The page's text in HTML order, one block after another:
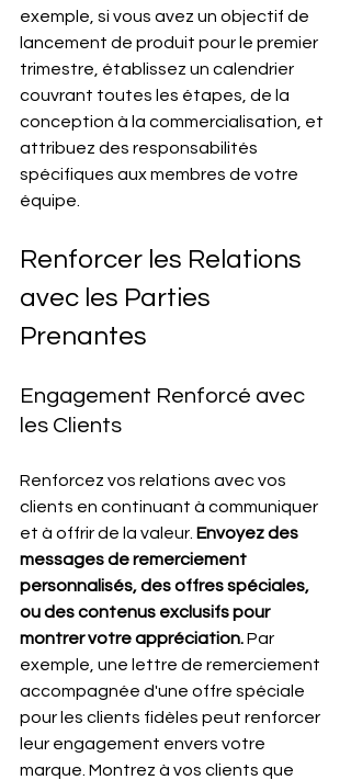
exemple, si vous avez un objectif de
lancement de produit pour le premier
trimestre, établissez un calendrier
couvrant toutes les étapes, de la
conception à la commercialisation, et
attribuez des responsabilités
spécifiques aux membres de votre
équipe.
Renforcer les Relations
avec les Parties
Prenantes
Engagement Renforcé avec
les Clients
Renforcez vos relations avec vos
clients en continuant à communiquer
et à offrir de la valeur. Envoyez des
messages de remerciement
personnalisés, des offres spéciales,
ou des contenus exclusifs pour
montrer votre appréciation. Par
exemple, une lettre de remerciement
accompagnée d'une offre spéciale
pour les clients fidèles peut renforcer
leur engagement envers votre
marque. Montrez à vos clients que